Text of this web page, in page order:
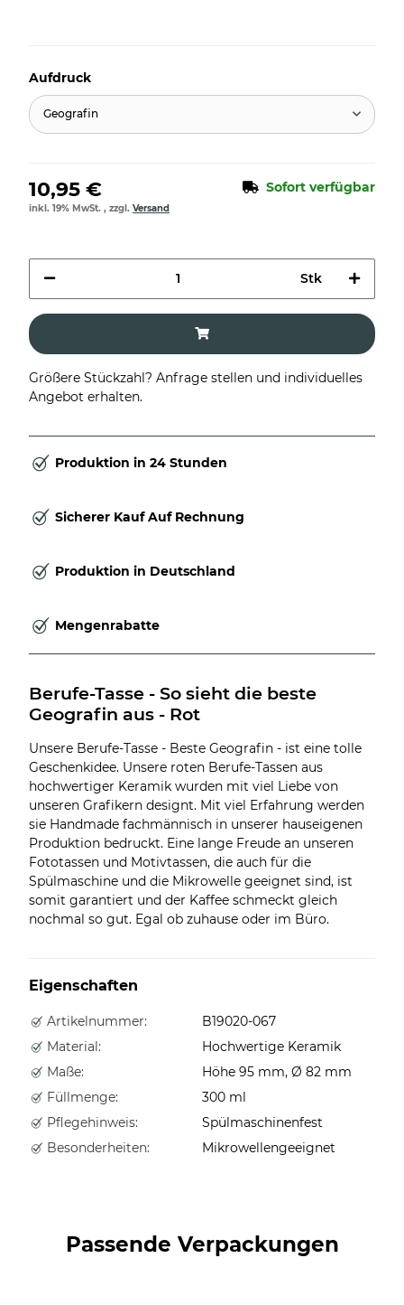
Aufdruck
Geografin
10,95 € Sofort verfügbar
inkl. 19% MwSt. , zzgl. Versand
Stk
Größere Stückzahl? Anfrage stellen und individuelles
Angebot erhalten.
Produktion in 24 Stunden
Sicherer Kauf Auf Rechnung
Produktion in Deutschland
Mengenrabatte
Berufe-Tasse - So sieht die beste
Geografin aus - Rot
Unsere Berufe-Tasse - Beste Geografin - ist eine tolle
Geschenkidee. Unsere roten Berufe-Tassen aus
hochwertiger Keramik wurden mit viel Liebe von
unseren Grafikern designt. Mit viel Erfahrung werden
sie Handmade fachmännisch in unserer hauseigenen
Produktion bedruckt. Eine lange Freude an unseren
Fototassen und Motivtassen, die auch für die
Spülmaschine und die Mikrowelle geeignet sind, ist
somit garantiert und der Kaffee schmeckt gleich
nochmal so gut. Egal ob zuhause oder im Büro.
Eigenschaften
Artikelnummer:
B19020-067
Material:
Hochwertige Keramik
Maße:
Höhe 95 mm, Ø 82 mm
Füllmenge:
300 ml
Pflegehinweis:
Spülmaschinenfest
Besonderheiten:
Mikrowellengeeignet
Passende Verpackungen